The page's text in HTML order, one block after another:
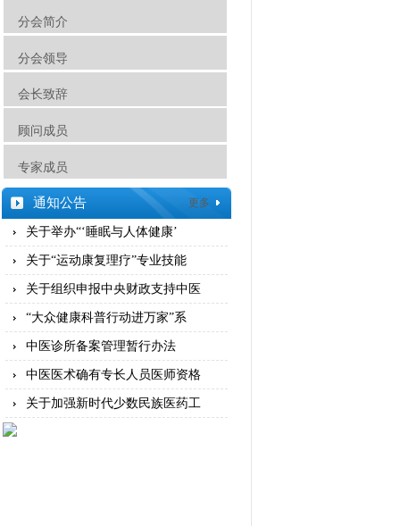
通知公告 更多
分会简介
关于举办“‘睡眠与人体健康’
关于“运动康复理疗”专业技能
关于组织申报中央财政支持中医
“大众健康科普行动进万家”系
中医诊所备案管理暂行办法
中医医术确有专长人员医师资格
关于加强新时代少数民族医药工
分会领导
会长致辞
顾问成员
专家成员